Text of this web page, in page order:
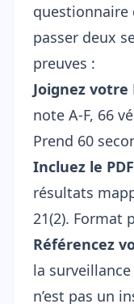
questionnaire
passer deux
preuves :
Joignez votre
note A-F, 66
Prend 60
Incluez le
résultats
21(2). Format
Référencez
la
n’est pas un